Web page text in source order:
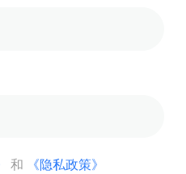
和 《隐私政策》